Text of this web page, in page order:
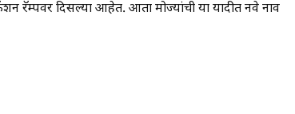
रॅम्पवर दिसल्या आहेत. आता मोज्यांची या यादीत नवे नाव